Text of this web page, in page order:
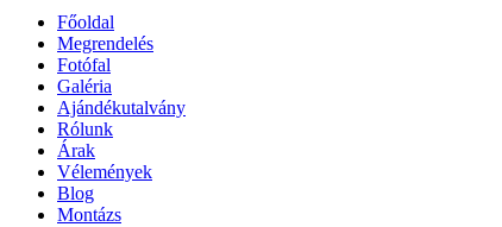
Főoldal
Megrendelés
Fotófal
Galéria
Ajándékutalvány
Rólunk
Árak
Vélemények
Blog
Montázs